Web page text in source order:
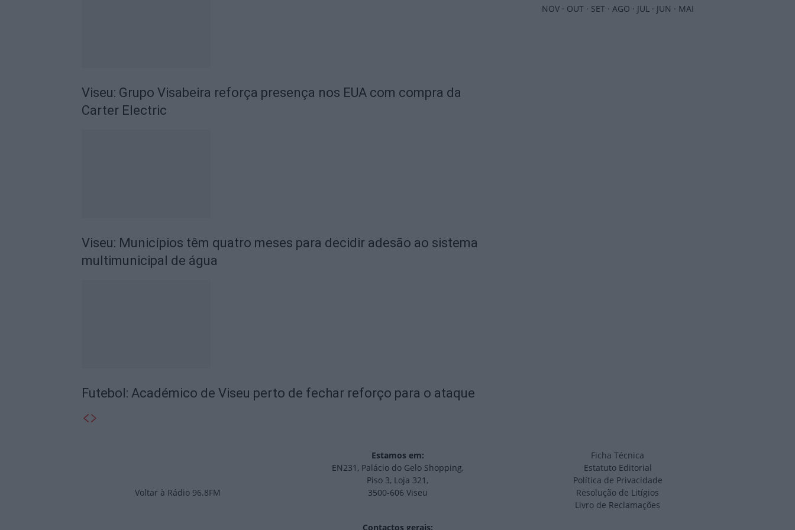
Viseu: Grupo Visabeira reforça presença nos EUA com compra da
Carter Electric
Viseu: Municípios têm quatro meses para decidir adesão ao sistema
multimunicipal de água
Futebol: Académico de Viseu perto de fechar reforço para o ataque
NOV· OUT· SET· AGO · JUL· JUN · MAI
Voltar à Rádio 96.8FM
Estamos em:
EN231, Palácio do Gelo Shopping,
Piso 3, Loja 321,
3500-606 Viseu
Contactos gerais:
Ficha Técnica
Estatuto Editorial
Política de Privacidade
Resolução de Litígios
Livro de Reclamações